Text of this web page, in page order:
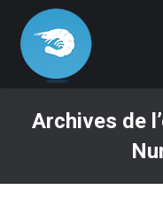
Archives de